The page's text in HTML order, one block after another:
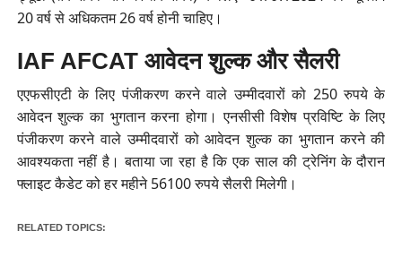
20 वर्ष से अधिकतम 26 वर्ष होनी चाहिए।
IAF AFCAT आवेदन शुल्क और सैलरी
एएफसीएटी के लिए पंजीकरण करने वाले उम्मीदवारों को 250 रुपये के
आवेदन शुल्क का भुगतान करना होगा। एनसीसी विशेष प्रविष्टि के लिए
पंजीकरण करने वाले उम्मीदवारों को आवेदन शुल्क का भुगतान करने की
आवश्यकता नहीं है। बताया जा रहा है कि एक साल की ट्रेनिंग के दौरान
फ्लाइट कैडेट को हर महीने 56100 रुपये सैलरी मिलेगी।
RELATED TOPICS: